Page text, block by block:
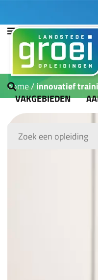
VAKGEBIEDEN
home innovatief